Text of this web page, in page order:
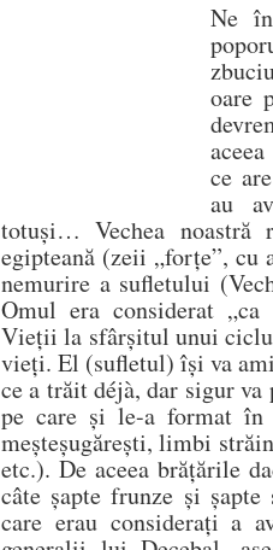
Ne
oare
ce
au
totuși… Vechea noastră
egipteană (zeii „forțe”, cu
nemurire a sufletului
Omul era considerat
Vieții la sfârșitul unui
vieți. El (sufletul) își va
ce a trăit déjà, dar sigur
pe care și le-a format în
meșteșugărești, limbi
etc.). De aceea brățările
câte șapte frunze și
care erau considerați a